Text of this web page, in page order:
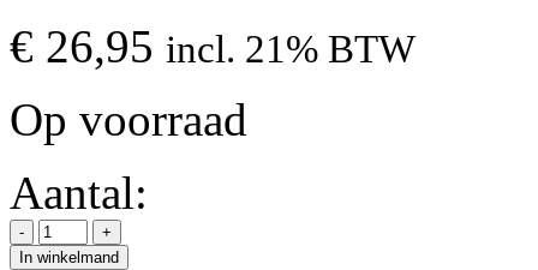
€ 26,95 incl. 21% BTW
Op voorraad
Aantal:
In winkelmand